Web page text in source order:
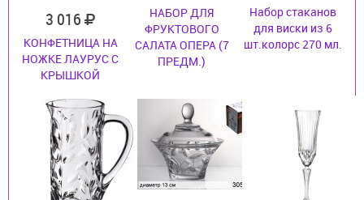
3 016
КОНФЕТНИЦА НА
НОЖКЕ ЛАУРУС С
КРЫШКОЙ
НАБОР ДЛЯ
ФРУКТОВОГО
САЛАТА ОПЕРА (7
ПРЕДМ.)
Набор стаканов
для виски из 6
шт.колорс 270 мл.